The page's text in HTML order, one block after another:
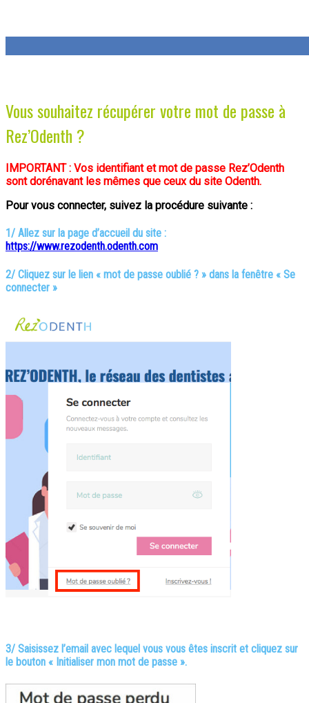
Vous souhaitez récupérer votre mot de passe à
Rez’Odenth ?
IMPORTANT : Vos identifiant et mot de passe Rez’Odenth
sont dorénavant les mêmes que ceux du site Odenth.
Pour vous connecter, suivez la procédure suivante :
1/ Allez sur la page d’accueil du site :
https://www.rezodenth.odenth.com
2/ Cliquez sur le lien « mot de passe oublié ? » dans la fenêtre « Se
connecter »
3/ Saisissez l’email avec lequel vous vous êtes inscrit et cliquez sur
le bouton « Initialiser mon mot de passe ».